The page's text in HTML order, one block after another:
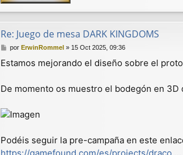
Re: Juego de mesa DARK KINGDOMS
M
n
j
por ErwinRommel» 15 Oct 2025, 09:36
Estamos mejorando el diseño sobre el
De momento os muestro el bodegón en
Podéis seguir la pre-campaña en este